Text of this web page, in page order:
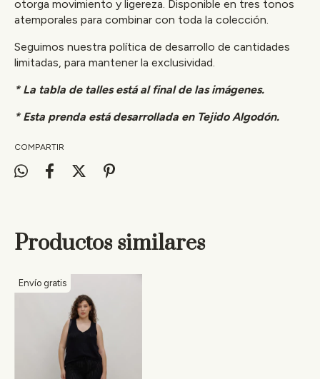
otorga movimiento y ligereza. Disponible en tres tonos
atemporales para combinar con toda la colección.
Seguimos nuestra política de desarrollo de cantidades
limitadas, para mantener la exclusividad.
* La tabla de talles está al final de las imágenes.
* Esta prenda está desarrollada en Tejido Algodón.
COMPARTIR
Productos similares
Envío gratis